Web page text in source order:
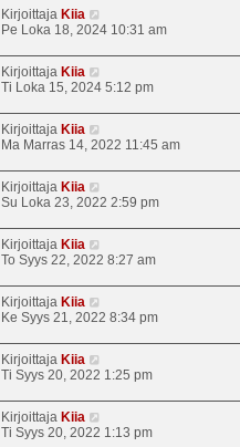
Kirjoittaja Kiia
Pe Loka 18, 2024 10:31 am
Kirjoittaja Kiia
Ti Loka 15, 2024 5:12 pm
Kirjoittaja Kiia
Ma Marras 14, 2022 11:45 am
Kirjoittaja Kiia
Su Loka 23, 2022 2:59 pm
Kirjoittaja Kiia
To Syys 22, 2022 8:27 am
Kirjoittaja Kiia
Ke Syys 21, 2022 8:34 pm
Kirjoittaja Kiia
Ti Syys 20, 2022 1:25 pm
Kirjoittaja Kiia
Ti Syys 20, 2022 1:13 pm